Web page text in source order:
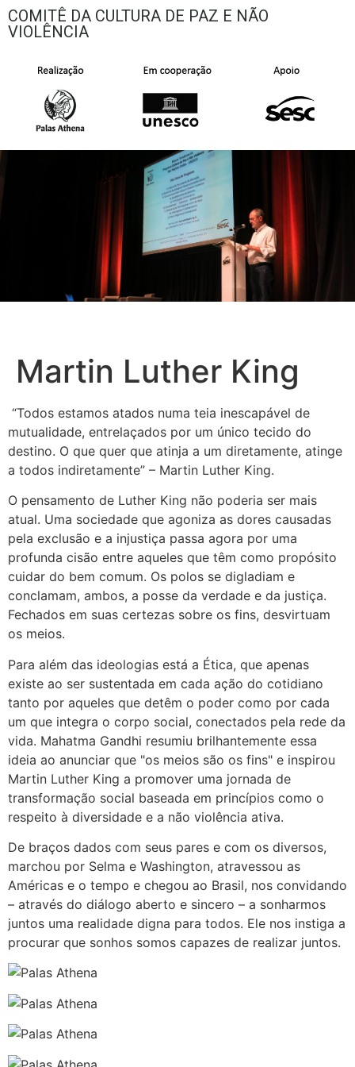
COMITÊ DA CULTURA DE PAZ E NÃO
VIOLÊNCIA
Martin Luther King
“Todos estamos atados numa teia inescapável de
mutualidade, entrelaçados por um único tecido do
destino. O que quer que atinja a um diretamente, atinge
a todos indiretamente” – Martin Luther King.
O pensamento de Luther King não poderia ser mais
atual. Uma sociedade que agoniza as dores causadas
pela exclusão e a injustiça passa agora por uma
profunda cisão entre aqueles que têm como propósito
cuidar do bem comum. Os polos se digladiam e
conclamam, ambos, a posse da verdade e da justiça.
Fechados em suas certezas sobre os fins, desvirtuam
os meios.
Para além das ideologias está a Ética, que apenas
existe ao ser sustentada em cada ação do cotidiano
tanto por aqueles que detêm o poder como por cada
um que integra o corpo social, conectados pela rede da
vida. Mahatma Gandhi resumiu brilhantemente essa
ideia ao anunciar que "os meios são os fins" e inspirou
Martin Luther King a promover uma jornada de
transformação social baseada em princípios como o
respeito à diversidade e a não violência ativa.
De braços dados com seus pares e com os diversos,
marchou por Selma e Washington, atravessou as
Américas e o tempo e chegou ao Brasil, nos convidando
– através do diálogo aberto e sincero – a sonharmos
juntos uma realidade digna para todos. Ele nos instiga a
procurar que sonhos somos capazes de realizar juntos.